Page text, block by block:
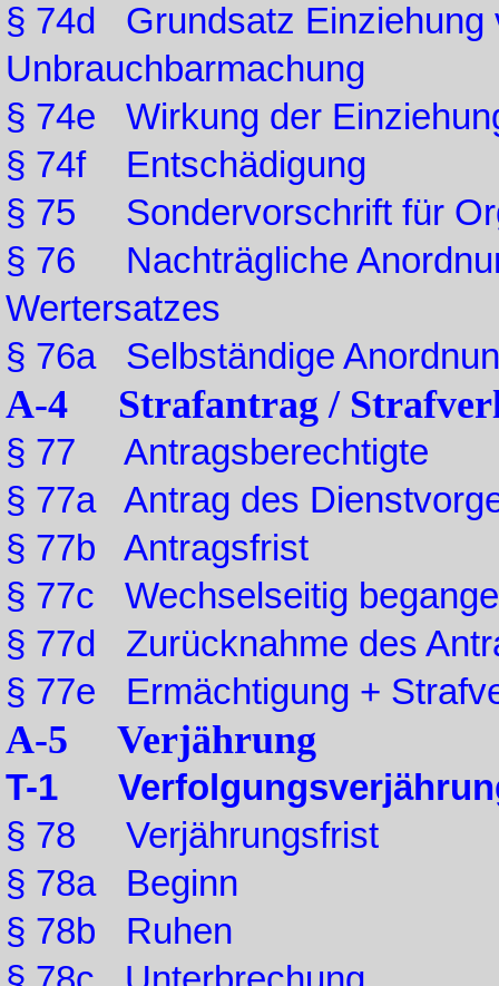
§ 74d Grundsatz Einziehung
Unbrauchbarmachung
§ 74e Wirkung der
§ 74f Entschädigung
§ 75 Sondervorschrift für
§ 76 Nachträgliche
Wertersatzes
§ 76a Selbständige
A-4 Strafantrag /
§ 77 Antragsberechtigte
§ 77a Antrag des
§ 77b Antragsfrist
§ 77c Wechselseitig
§ 77d Zurücknahme des
§ 77e Ermächtigung +
A-5 Verjährung
T-1
§ 78 Verjährungsfrist
§ 78a Beginn
§ 78b Ruhen